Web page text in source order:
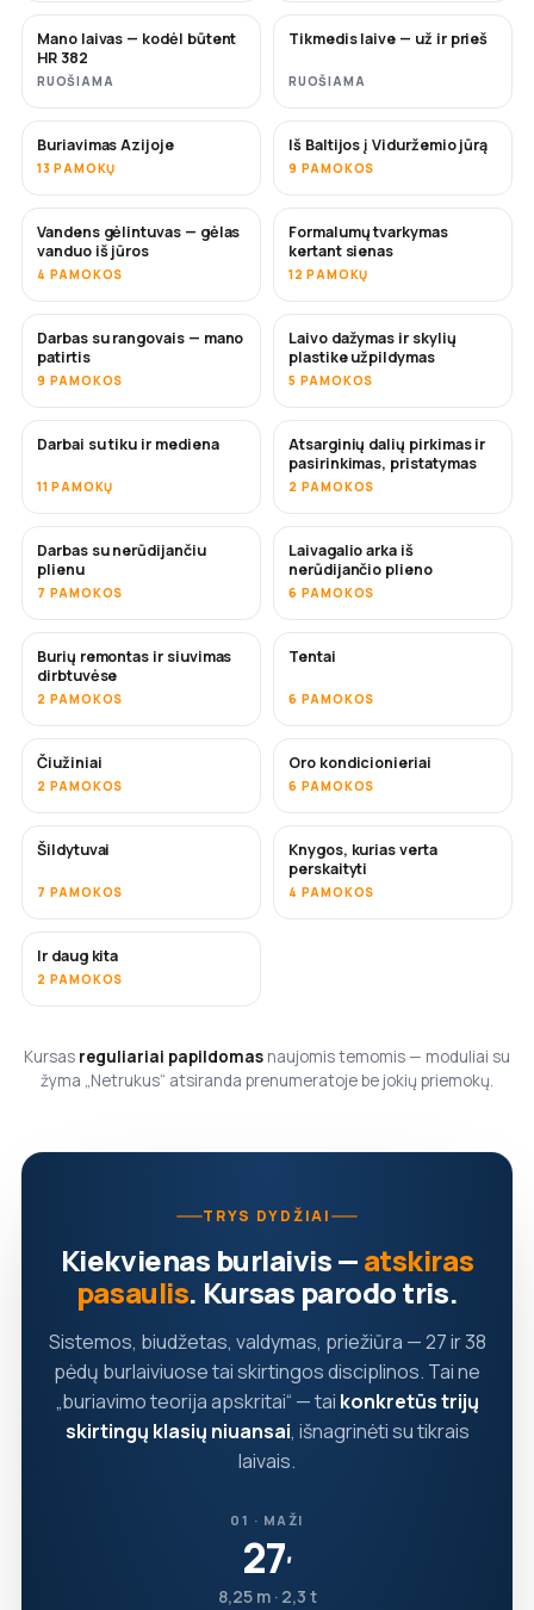
NETRUKUS
Mano laivas — kodėl būtent
HR 382
RUOŠIAMA
NETRUKUS
Tikmedis laive — už ir prieš
RUOŠIAMA
NETRUKUS
Buriavimas Azijoje
13 PAMOKŲ
NETRUKUS
Iš Baltijos į Viduržemio jūrą
9 PAMOKOS
NETRUKUS
Vandens gėlintuvas — gėlas
vanduo iš jūros
4 PAMOKOS
Formalumų tvarkymas
kertant sienas
12 PAMOKŲ
NETRUKUS
Darbas su rangovais — mano
patirtis
9 PAMOKOS
NETRUKUS
Laivo dažymas ir skylių
plastike užpildymas
5 PAMOKOS
Darbai su tiku ir mediena
11 PAMOKŲ
NETRUKUS
Atsarginių dalių pirkimas ir
pasirinkimas, pristatymas
2 PAMOKOS
NETRUKUS
Darbas su nerūdijančiu
plienu
7 PAMOKOS
Laivagalio arka iš
nerūdijančio plieno
6 PAMOKOS
NETRUKUS
Burių remontas ir siuvimas
dirbtuvėse
2 PAMOKOS
Tentai
6 PAMOKOS
Čiužiniai
2 PAMOKOS
NETRUKUS
Oro kondicionieriai
6 PAMOKOS
NETRUKUS
Šildytuvai
7 PAMOKOS
NETRUKUS
Knygos, kurias verta
perskaityti
4 PAMOKOS
NETRUKUS
Ir daug kita
2 PAMOKOS
Kursas reguliariai papildomas naujomis temomis — moduliai su
žyma „Netrukus“ atsiranda prenumeratoje be jokių priemokų.
TRYS DYDŽIAI
Kiekvienas burlaivis —atskiras
pasaulis. Kursas parodo tris.
Sistemos, biudžetas, valdymas, priežiūra — 27 ir 38
pėdų burlaiviuose tai skirtingos disciplinos. Tai ne
„buriavimo teorija apskritai“ — tai konkretūs trijų
skirtingų klasių niuansai, išnagrinėti su tikrais
laivais.
01 · MAŽI
27′
8,25 m · 2,3 t